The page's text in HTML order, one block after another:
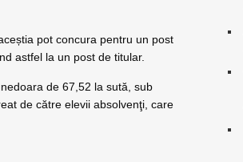
pot concura pentru un post
astfel la un post de titular.
de 67,52 la sută, sub
de către elevii absolvenţi, care